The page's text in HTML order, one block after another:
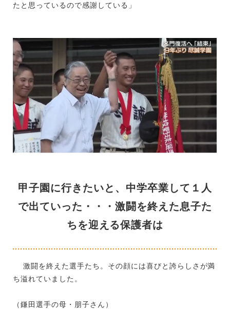
たと思っているので感謝している」
甲子園に行きたいと、中学卒業して１人
で出ていった・・・激闘を終えた息子た
ちを迎える保護者は
激闘を終えた選手たち。その顔には喜びと誇らしさが満
ち溢れていました。
（鎌田選手の母・朋子さん）